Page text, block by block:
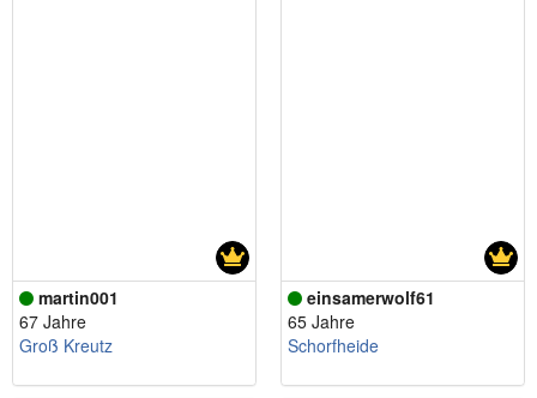
martin001
67 Jahre
Groß Kreutz
einsamerwolf61
65 Jahre
Schorfheide